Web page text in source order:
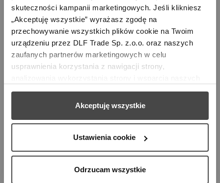
skuteczności kampanii marketingowych. Jeśli klikniesz
„Akceptuję wszystkie” wyrażasz zgodę na
przechowywanie wszystkich plików cookie na Twoim
urządzeniu przez DLF Trade Sp. z.o.o. oraz naszych
zaufanych partnerów marketingowych w celu
usprawnienia korzystania z nawigacji strony,
działań marketingowych. Możesz też zarządzać nimi
samodzielnie poprzez wybranie opcji „Ustawienia
prywatności. W związku z korzystaniem z cookies w
celu personalizacji reklam i dokonywania pomiarów
skuteczności kampanii marketingowych, dane mogą być
Akceptuję wszystkie
Ustawienia cookie
Odrzucam wszystkie
Q, Wentylator, Stal...
Pokazano 1-1 z 1 pozycji